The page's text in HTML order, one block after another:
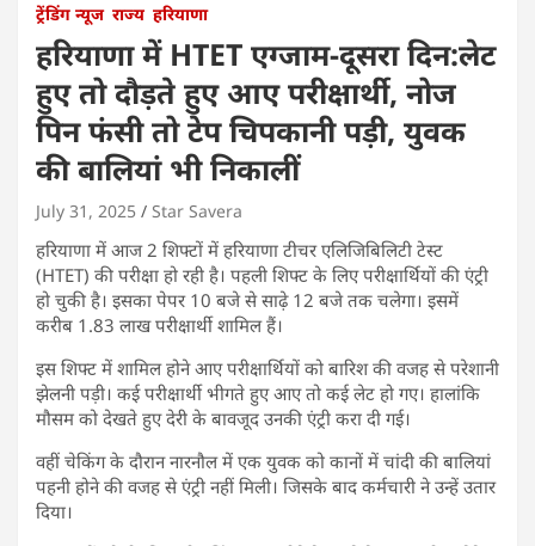
ट्रेंडिंग न्यूज राज्य हरियाणा
हरियाणा में HTET एग्जाम-दूसरा दिन:लेट
हुए तो दौड़ते हुए आए परीक्षार्थी, नोज
पिन फंसी तो टेप चिपकानी पड़ी, युवक
की बालियां भी निकालीं
July 31, 2025 Star Savera
हरियाणा में आज 2 शिफ्टों में हरियाणा टीचर एलिजिबिलिटी टेस्ट
(HTET) की परीक्षा हो रही है। पहली शिफ्ट के लिए परीक्षार्थियों की एंट्री
हो चुकी है। इसका पेपर 10 बजे से साढ़े 12 बजे तक चलेगा। इसमें
करीब 1.83 लाख परीक्षार्थी शामिल हैं।
इस शिफ्ट में शामिल होने आए परीक्षार्थियों को बारिश की वजह से परेशानी
झेलनी पड़ी। कई परीक्षार्थी भीगते हुए आए तो कई लेट हो गए। हालांकि
मौसम को देखते हुए देरी के बावजूद उनकी एंट्री करा दी गई।
वहीं चेकिंग के दौरान नारनौल में एक युवक को कानों में चांदी की बालियां
पहनी होने की वजह से एंट्री नहीं मिली। जिसके बाद कर्मचारी ने उन्हें उतार
दिया।